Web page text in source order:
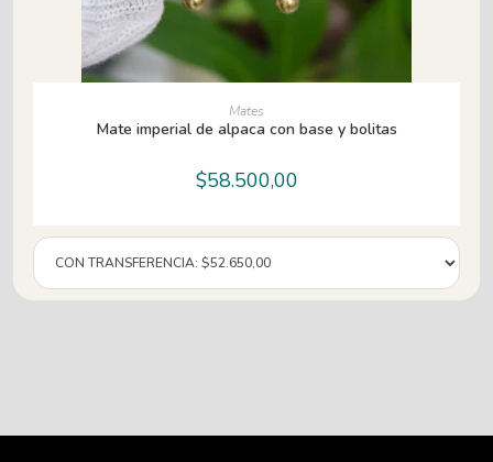
AÑADIR AL CARRITO
Mates
Mate imperial de alpaca con base y bolitas
$58.500,00